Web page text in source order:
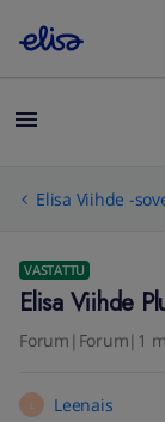
Elisa Viihde -
VASTATTU
Elisa Viihde
Forum|Forum|1
Leenais